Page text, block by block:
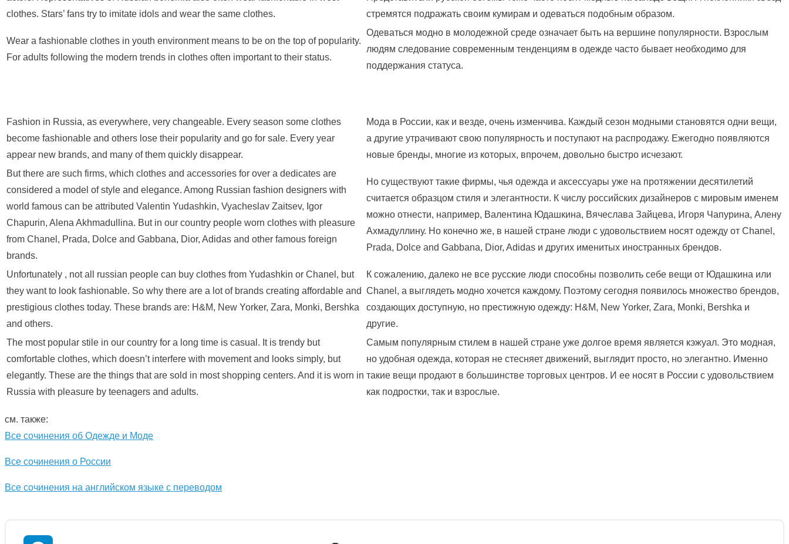
clothes. Stars’ fans try to imitate idols and wear the same clothes.
стремятся подражать своим кумирам и одеваться подобным образом.
Wear a fashionable clothes in youth environment means to be on the top of popularity.
For adults following the modern trends in clothes often important to their status.
Одеваться модно в молодежной среде означает быть на вершине популярности. Взрослым
людям следование современным тенденциям в одежде часто бывает необходимо для
поддержания статуса.
Fashion in Russia, as everywhere, very changeable. Every season some clothes
become fashionable and others lose their popularity and go for sale. Every year
appear new brands, and many of them quickly disappear.
Мода в России, как и везде, очень изменчива. Каждый сезон модными становятся одни вещи,
а другие утрачивают свою популярность и поступают на распродажу. Ежегодно появляются
новые бренды, многие из которых, впрочем, довольно быстро исчезают.
But there are such firms, which clothes and accessories for over a dedicates are
considered a model of style and elegance. Among Russian fashion designers with
world famous can be attributed Valentin Yudashkin, Vyacheslav Zaitsev, Igor
Chapurin, Alena Akhmadullina. But in our country people worn clothes with pleasure
from Chanel, Prada, Dolce and Gabbana, Dior, Adidas and other famous foreign
brands.
Но существуют такие фирмы, чья одежда и аксессуары уже на протяжении десятилетий
считается образцом стиля и элегантности. К числу российских дизайнеров с мировым именем
можно отнести, например, Валентина Юдашкина, Вячеслава Зайцева, Игоря Чапурина, Алену
Ахмадуллину. Но конечно же, в нашей стране люди с удовольствием носят одежду от Chanel,
Prada, Dolce and Gabbana, Dior, Adidas и других именитых иностранных брендов.
Unfortunately , not all russian people can buy clothes from Yudashkin or Chanel, but
they want to look fashionable. So why there are a lot of brands creating affordable and
prestigious clothes today. These brands are: H&M, New Yorker, Zara, Monki, Bershka
and others.
К сожалению, далеко не все русские люди способны позволить себе вещи от Юдашкина или
Chanel, а выглядеть модно хочется каждому. Поэтому сегодня появилось множество брендов,
создающих доступную, но престижную одежду: H&M, New Yorker, Zara, Monki, Bershka и
другие.
The most popular stile in our country for a long time is casual. It is trendy but
comfortable clothes, which doesn’t interfere with movement and looks simply, but
elegantly. These are the things that are sold in most shopping centers. And it is worn in
Russia with pleasure by teenagers and adults.
Самым популярным стилем в нашей стране уже долгое время является кэжуал. Это модная,
но удобная одежда, которая не стесняет движений, выглядит просто, но элегантно. Именно
такие вещи продают в большинстве торговых центров. И ее носят в России с удовольствием
как подростки, так и взрослые.
см. также:
Все сочинения об Одежде и Моде
Все сочинения о России
Все сочинения на английском языке с переводом